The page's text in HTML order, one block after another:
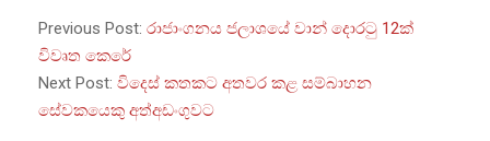
05-
12
Previous Post: රාජාංගනය ජලාශයේ වාන් දොරටු 12ක්
විවෘත කෙරේ
Next Post: විදෙස් කතකට අතවර කළ සම්බාහන
සේවකයෙකු අත්අඩංගුවට